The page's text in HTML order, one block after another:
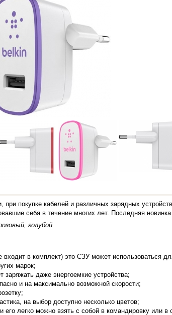
при покупке кабелей и различных зарядных
себя в течение многих лет. Последняя
голубой
в комплект) это СЗУ может использоваться
марок;
заряжать даже энергоемкие устройства;
и на максимально возможной скорости;
на выбор доступно несколько цветов;
его легко можно взять с собой в командировку или в